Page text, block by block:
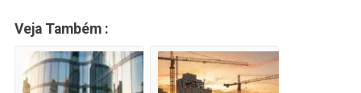
Veja Também :